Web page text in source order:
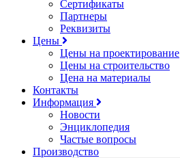
Сертификаты
Партнеры
Реквизиты
Цены
Цены на проектирование
Цены на строительство
Цена на материалы
Контакты
Информация
Новости
Энциклопедия
Частые вопросы
Производство